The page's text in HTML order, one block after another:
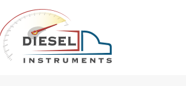
Saltar
al
contenido